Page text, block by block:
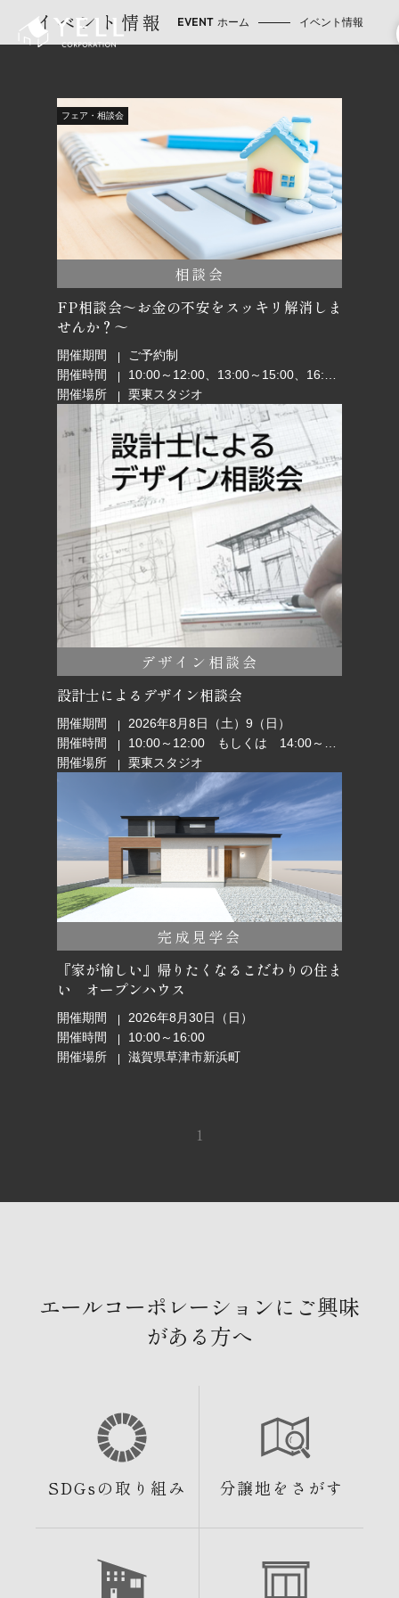
イベント情報 ホーム イベント情報
フェア・相談会
相談会
FP相談会～お金の不安をスッキリ解消しま
せんか？～
開催期間
ご予約制
開催時間
10:00～12:00、13:00～15:00、16:00～18:00
開催場所
栗東スタジオ
デザイン相談会
設計士によるデザイン相談会
開催期間
2026年8月8日（土）9（日）
開催時間
10:00～12:00 もしくは 14:00～16:00
開催場所
栗東スタジオ
完成見学会
『家が愉しい』帰りたくなるこだわりの住ま
い オープンハウス
開催期間
2026年8月30日（日）
開催時間
10:00～16:00
開催場所
滋賀県草津市新浜町
1
エールコーポレーションにご興味
がある方へ
SDGsの取り組み 分譲地をさがす